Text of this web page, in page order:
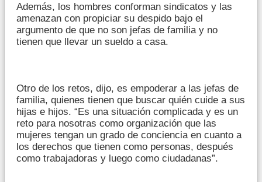
Además, los hombres conforman sindicatos y las
amenazan con propiciar su despido bajo el
argumento de que no son jefas de familia y no
tienen que llevar un sueldo a casa.
Otro de los retos, dijo, es empoderar a las jefas de
familia, quienes tienen que buscar quién cuide a sus
hijas e hijos. “Es una situación complicada y es un
reto para nosotras como organización que las
mujeres tengan un grado de conciencia en cuanto a
los derechos que tienen como personas, después
como trabajadoras y luego como ciudadanas”.